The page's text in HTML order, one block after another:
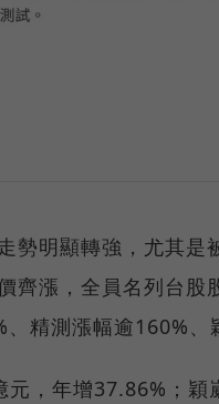
勢明顯轉強，尤其是
齊漲，全員名列台股
精測漲幅逾160%、
，年增37.86%；